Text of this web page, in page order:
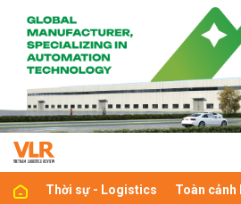
Thời sự - Logistics Toàn cảnh
luận